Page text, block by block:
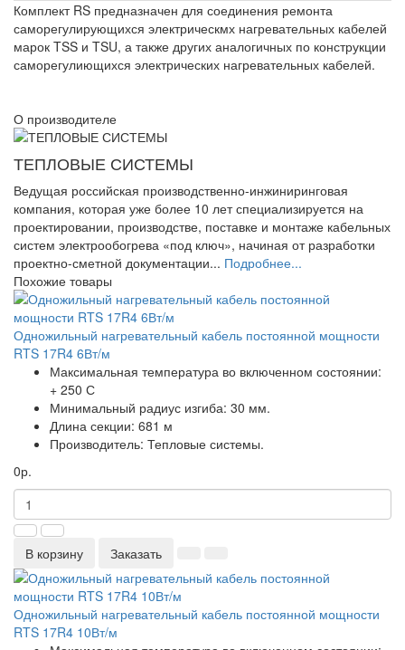
Комплект RS предназначен для соединения ремонта
саморегулирующихся электрическмх нагревательных кабелей
марок TSS и TSU, а также других аналогичных по конструкции
саморегулиющихся электрических нагревательных кабелей.
О производителе
ТЕПЛОВЫЕ СИСТЕМЫ
Ведущая российская производственно-инжиниринговая
компания, которая уже более 10 лет специализируется на
проектировании, производстве, поставке и монтаже кабельных
систем электрообогрева «под ключ», начиная от разработки
проектно-сметной документации... Подробнее...
Похожие товары
Одножильный нагревательный кабель постоянной мощности
RTS 17R4 6Вт/м
Максимальная температура во включенном состоянии:
+ 250 С
Минимальный радиус изгиба: 30 мм.
Длина секции: 681 м
Производитель: Тепловые системы.
0р.
В корзину Заказать
Одножильный нагревательный кабель постоянной мощности
RTS 17R4 10Вт/м